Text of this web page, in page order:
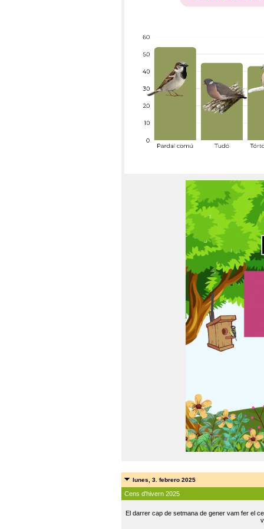
lunes, 3. febrero 2025
Cens d'hivern 2025
El darrer cap de setmana de gener vam fer el